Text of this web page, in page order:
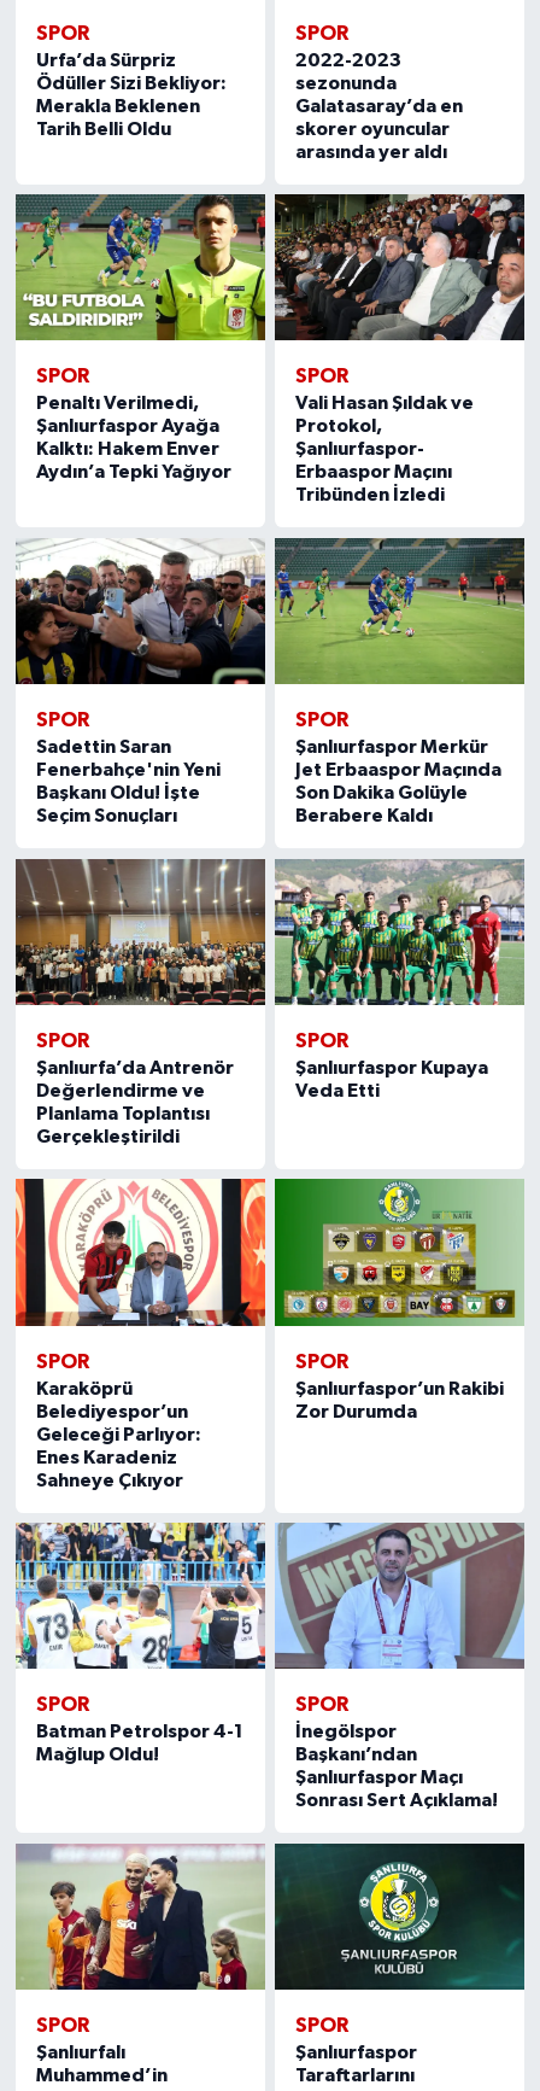
SPOR
Urfa’da Sürpriz
Ödüller Sizi Bekliyor:
Merakla Beklenen
Tarih Belli Oldu
SPOR
2022-2023
sezonunda
Galatasaray’da en
skorer oyuncular
arasında yer aldı
SPOR
Penaltı Verilmedi,
Şanlıurfaspor Ayağa
Kalktı: Hakem Enver
Aydın’a Tepki Yağıyor
SPOR
Vali Hasan Şıldak ve
Protokol,
Şanlıurfaspor-
Erbaaspor Maçını
Tribünden İzledi
SPOR
Sadettin Saran
Fenerbahçe'nin Yeni
Başkanı Oldu! İşte
Seçim Sonuçları
SPOR
Şanlıurfaspor Merkür
Jet Erbaaspor Maçında
Son Dakika Golüyle
Berabere Kaldı
SPOR
Şanlıurfa’da Antrenör
Değerlendirme ve
Planlama Toplantısı
Gerçekleştirildi
SPOR
Şanlıurfaspor Kupaya
Veda Etti
SPOR
Karaköprü
Belediyespor’un
Geleceği Parlıyor:
Enes Karadeniz
Sahneye Çıkıyor
SPOR
Şanlıurfaspor’un Rakibi
Zor Durumda
SPOR
Batman Petrolspor 4-1
Mağlup Oldu!
SPOR
İnegölspor
Başkanı’ndan
Şanlıurfaspor Maçı
Sonrası Sert Açıklama!
SPOR
Şanlıurfalı
Muhammed’in
SPOR
Şanlıurfaspor
Taraftarlarını